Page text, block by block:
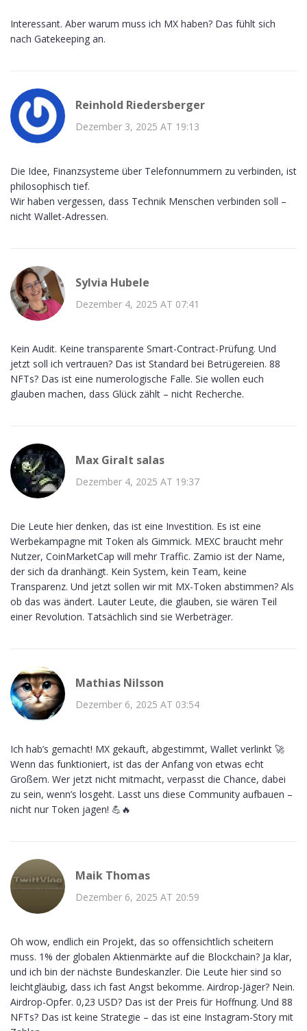
Interessant. Aber warum muss ich MX haben? Das fühlt sich
nach Gatekeeping an.
Reinhold Riedersberger
Dezember 3, 2025 AT 19:13
Die Idee, Finanzsysteme über Telefonnummern zu verbinden, ist
philosophisch tief.
Wir haben vergessen, dass Technik Menschen verbinden soll –
nicht Wallet-Adressen.
Sylvia Hubele
Dezember 4, 2025 AT 07:41
Kein Audit. Keine transparente Smart-Contract-Prüfung. Und
jetzt soll ich vertrauen? Das ist Standard bei Betrügereien. 88
NFTs? Das ist eine numerologische Falle. Sie wollen euch
glauben machen, dass Glück zählt – nicht Recherche.
Max Giralt salas
Dezember 4, 2025 AT 19:37
Die Leute hier denken, das ist eine Investition. Es ist eine
Werbekampagne mit Token als Gimmick. MEXC braucht mehr
Nutzer, CoinMarketCap will mehr Traffic. Zamio ist der Name,
der sich da dranhängt. Kein System, kein Team, keine
Transparenz. Und jetzt sollen wir mit MX-Token abstimmen? Als
ob das was ändert. Lauter Leute, die glauben, sie wären Teil
einer Revolution. Tatsächlich sind sie Werbeträger.
Mathias Nilsson
Dezember 6, 2025 AT 03:54
Ich hab’s gemacht! MX gekauft, abgestimmt, Wallet verlinkt 🚀
Wenn das funktioniert, ist das der Anfang von etwas echt
Großem. Wer jetzt nicht mitmacht, verpasst die Chance, dabei
zu sein, wenn’s losgeht. Lasst uns diese Community aufbauen –
nicht nur Token jagen! 💪🔥
Maik Thomas
Dezember 6, 2025 AT 20:59
Oh wow, endlich ein Projekt, das so offensichtlich scheitern
muss. 1% der globalen Aktienmärkte auf die Blockchain? Ja klar,
und ich bin der nächste Bundeskanzler. Die Leute hier sind so
leichtgläubig, dass ich fast Angst bekomme. Airdrop-Jäger? Nein.
Airdrop-Opfer. 0,23 USD? Das ist der Preis für Hoffnung. Und 88
NFTs? Das ist keine Strategie – das ist eine Instagram-Story mit